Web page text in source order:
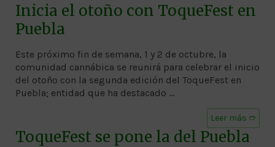
Inicia el otoño con ToqueFest en
Puebla
Este próximo fin de semana, 1 y 2 de octubre, la
comunidad cannábica se reunirá para celebrar el inicio
del otoño con la segunda edición del ToqueFest en
Puebla; entidad que ha destacado …
Leer más ➱
ToqueFest se pone la del Puebla